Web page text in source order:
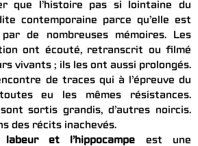
que l’histoire pas si lointaine du
contemporaine parce qu’elle est
de nombreuses mémoires. Les
ont écouté, retranscrit ou filmé
vivants ; ils les ont aussi prolongés.
de traces qui à l’épreuve du
eu les mêmes résistances.
sortis grandis, d’autres noircis.
des récits inachevés.
et l’hippocampe est une